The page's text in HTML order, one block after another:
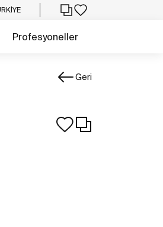
Profesyoneller
Geri